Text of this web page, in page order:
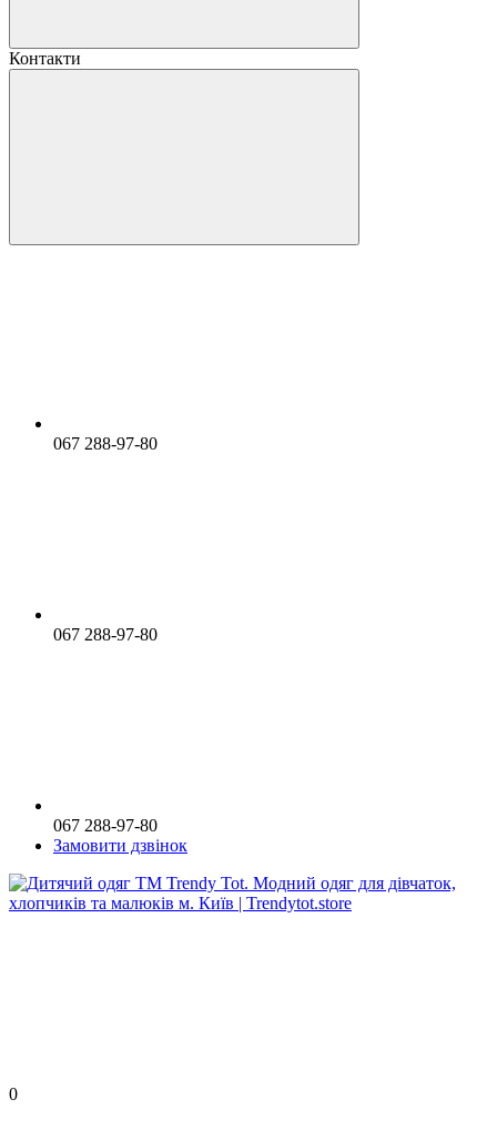
Контакти
067 288-97-80
067 288-97-80
067 288-97-80
Замовити дзвінок
0